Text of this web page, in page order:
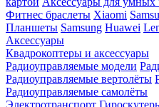
Фитнес браслеты Xiaomi
Планшеты Samsung Huawei
Аксессуары
Квадрокоптеры и аксессуары
Радиоуправляемые модели
Радиоуправляемые вертолёты
Радиоуправляемые самолёты
Электротранспорт